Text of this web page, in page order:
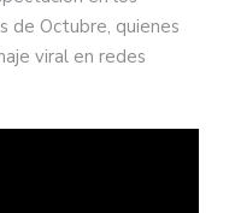
de Octubre, quienes
viral en redes